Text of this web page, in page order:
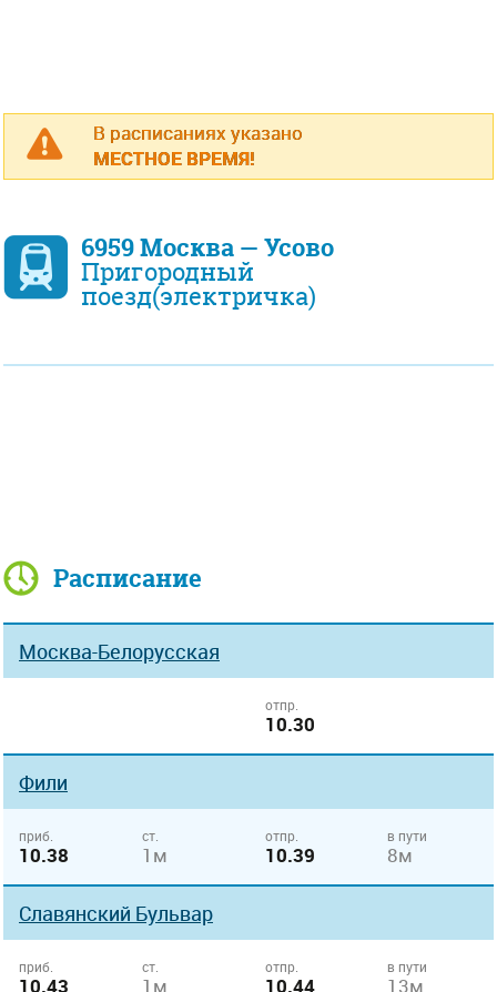
В расписаниях указано
МЕСТНОЕ ВРЕМЯ!
6959 Москва — Усово
Пригородный
поезд(электричка)
Расписание
Москва-Белорусская
отпр.
10.30
Фили
приб.
10.38
ст.
1м
отпр.
10.39
в пути
8м
Славянский Бульвар
приб.
10.43
ст.
1м
отпр.
10.44
в пути
13м